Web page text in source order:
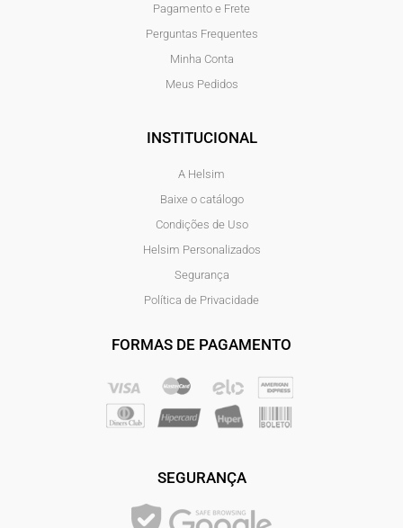
Pagamento e Frete
Perguntas Frequentes
Minha Conta
Meus Pedidos
INSTITUCIONAL
A Helsim
Baixe o catálogo
Condições de Uso
Helsim Personalizados
Segurança
Política de Privacidade
FORMAS DE PAGAMENTO
SEGURANÇA